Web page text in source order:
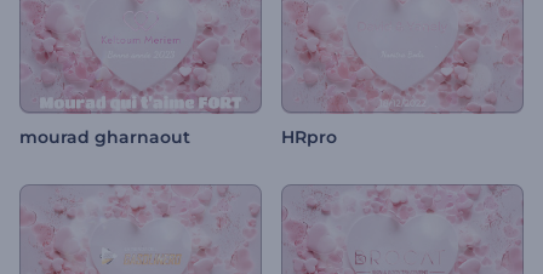
mourad gharnaout HRpro